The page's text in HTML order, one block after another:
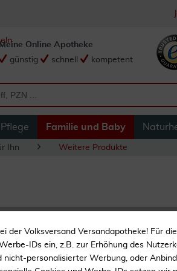
Online Apotheke
günstig
schnell kompetent
Familie und Baby
Ihn Weitere Produkte
der Volksversand Versandapotheke! Für
IDs ein, z.B. zur Erhöhung des
nicht-personalisierter Werbung, oder